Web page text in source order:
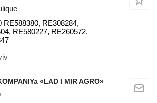
RE588380, RE308284,
RE580227, RE260572,
«LAD I MIR AGRO»